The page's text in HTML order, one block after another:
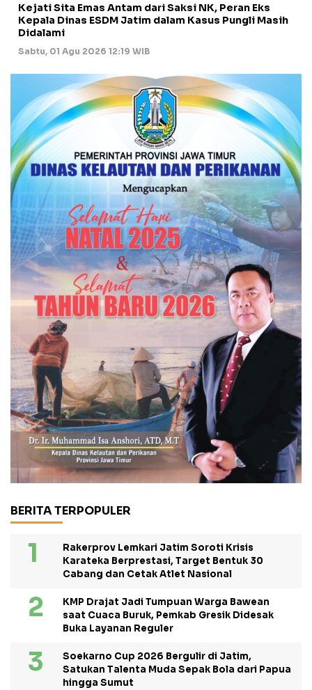
Kejati Sita Emas Antam dari Saksi NK, Peran Eks
Kepala Dinas ESDM Jatim dalam Kasus Pungli Masih
Didalami
Sabtu, 01 Agu 2026 12:19 WIB
BERITA TERPOPULER
Rakerprov Lemkari Jatim Soroti Krisis
Karateka Berprestasi, Target Bentuk 30
Cabang dan Cetak Atlet Nasional
KMP Drajat Jadi Tumpuan Warga Bawean
saat Cuaca Buruk, Pemkab Gresik Didesak
Buka Layanan Reguler
Soekarno Cup 2026 Bergulir di Jatim,
Satukan Talenta Muda Sepak Bola dari Papua
hingga Sumut